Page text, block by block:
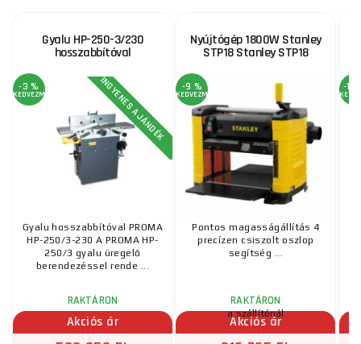
Gyalu HP-250-3/230
hosszabbítóval
-3 %
KEDVEZMÉNY INGYENES AJÁNDÉK
Gyalu hosszabbítóval PROMA
HP-250/3-230 A PROMA HP-
250/3 gyalu üregelő
berendezéssel rende ...
RAKTÁRON
Akciós ár
Nyújtógép 1800W Stanley
STP18 Stanley STP18
-9 %
KEDVEZMÉNY
Pontos magasságállítás 4
precízen csiszolt oszlop
segítség ...
RAKTÁRON
a szállítónál
Akciós ár
-15